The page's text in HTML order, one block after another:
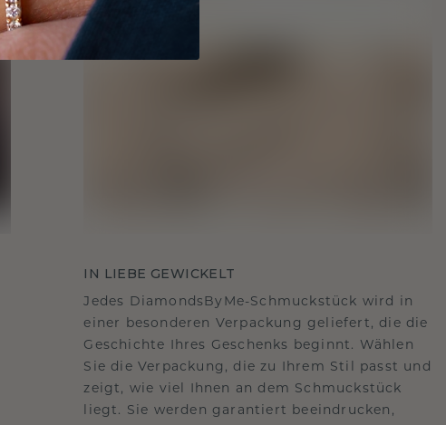
IN LIEBE GEWICKELT
Jedes DiamondsByMe-Schmuckstück wird in
einer besonderen Verpackung geliefert, die die
Geschichte Ihres Geschenks beginnt. Wählen
Sie die Verpackung, die zu Ihrem Stil passt und
zeigt, wie viel Ihnen an dem Schmuckstück
liegt. Sie werden garantiert beeindrucken,